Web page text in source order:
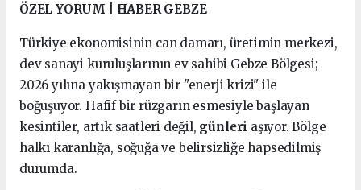
ÖZEL YORUM | HABER GEBZE
Türkiye ekonomisinin can damarı, üretimin merkezi,
dev sanayi kuruluşlarının ev sahibi Gebze Bölgesi;
2026 yılına yakışmayan bir "enerji krizi" ile
boğuşuyor. Hafif bir rüzgarın esmesiyle başlayan
kesintiler, artık saatleri değil, günleri aşıyor. Bölge
halkı karanlığa, soğuğa ve belirsizliğe hapsedilmiş
durumda.